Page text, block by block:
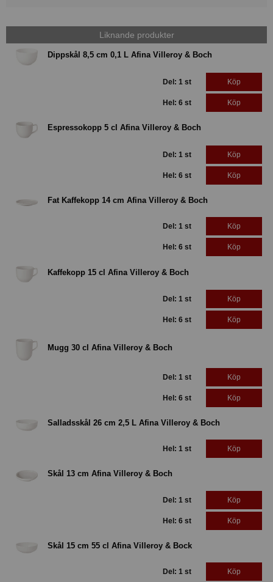
Liknande produkter
Dippskål 8,5 cm 0,1 L Afina Villeroy & Boch
Del: 1 st Köp
Hel: 6 st Köp
Espressokopp 5 cl Afina Villeroy & Boch
Del: 1 st Köp
Hel: 6 st Köp
Fat Kaffekopp 14 cm Afina Villeroy & Boch
Del: 1 st Köp
Hel: 6 st Köp
Kaffekopp 15 cl Afina Villeroy & Boch
Del: 1 st Köp
Hel: 6 st Köp
Mugg 30 cl Afina Villeroy & Boch
Del: 1 st Köp
Hel: 6 st Köp
Salladsskål 26 cm 2,5 L Afina Villeroy & Boch
Hel: 1 st Köp
Skål 13 cm Afina Villeroy & Boch
Del: 1 st Köp
Hel: 6 st Köp
Skål 15 cm 55 cl Afina Villeroy & Bock
Del: 1 st Köp